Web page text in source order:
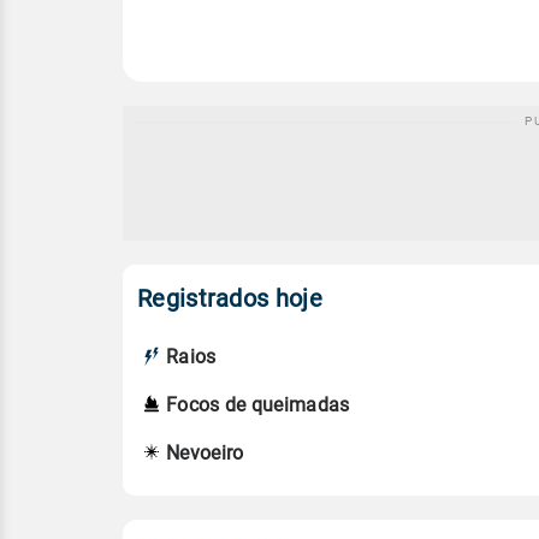
Registrados hoje
Raios
Focos de queimadas
Nevoeiro